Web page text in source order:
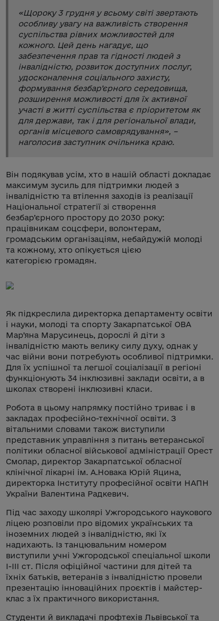
«Щороку 3 грудня у всьому світі звертають
особливу увагу на важливість створення
суспільства рівних можливостей для
кожного. Цей день нагадує, що
забезпечення прав та гідності людей з
інвалідністю, розвиток доступних послуг,
удосконалення соціального захисту,
формування безбар’єрного середовища,
розширення можливості для їх активної
участі в житті суспільства є пріоритетом як
для держави, так і для регіональної влади,
органів місцевого самоврядування», –
наголосив заступник очільника краю.
Він подякував усім, хто в нашій області докладає
максимум зусиль для підтримки людей з
інвалідністю та втілення заходів із реалізації
Національної стратегії зі створення
безбар’єрного простору до 2030 року:
працівникам соцсфери, волонтерам,
громадським організаціям, небайдужій молоді
та кожному, хто опікується цією
категорією громадян.
Як підкреслила директорка департаменту освіти
і науки, молоді та спорту Закарпатської ОВА
Мар’яна Марусинець, дорослі й діти з
інвалідністю мають велику силу духу, однак у
час війни вони потребують особливої підтримки.
Для їх успішної та легшої соціалізації в регіоні
функціонують 34 інклюзивні заклади освіти, а в
школах створені інклюзивні класи.
Робота в цьому напрямку постійно триває і в
закладах професійно-технічної освіти. З
вітальними словами також виступили
представник управління з питань ветеранської
політики обласної військової адміністрації Орест
Смолар, директор Закарпатської обласної
клінічної лікарні ім. А.Новака Юрій Яцина,
директорка Інституту професійної освіти НАПН
України Валентина Радкевич.
Під час заходу школярі Ужгородського наукового
ліцею розповіли про відомих українських та
іноземних людей з інвалідністю, які їх
надихають. Із танцювальним номером
виступили учні Ужгородської спеціальної школи
І-ІІІ ст. Після офіційної частини для дітей та
їхніх батьків, ветеранів з інвалідністю провели
презентацію інноваційних проєктів і майстер-
клас з їх практичного використання.
Студенти й викладачі профтехів Львівської та